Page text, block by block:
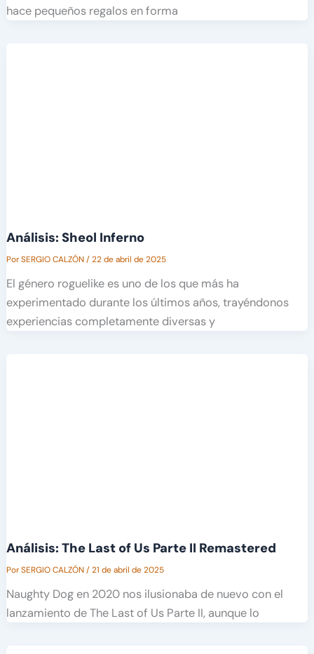
hace pequeños regalos en forma
Análisis: Sheol Inferno
PorSERGIO CALZÓN/22 de abril de 2025
El género roguelike es uno de los que más ha
experimentado durante los últimos años, trayéndonos
experiencias completamente diversas y
Análisis: The Last of Us Parte II Remastered
PorSERGIO CALZÓN/21 de abril de 2025
Naughty Dog en 2020 nos ilusionaba de nuevo con el
lanzamiento de The Last of Us Parte II, aunque lo